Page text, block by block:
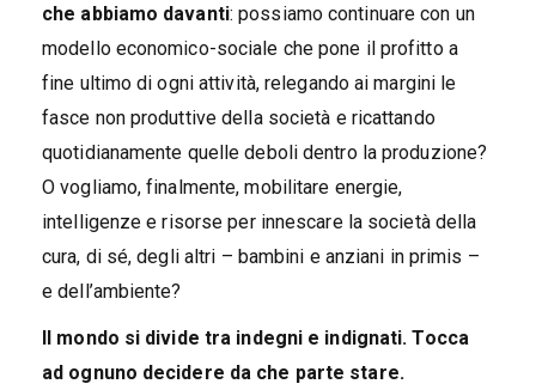
che abbiamo davanti: possiamo continuare con un
modello economico-sociale che pone il profitto a
fine ultimo di ogni attività, relegando ai margini le
fasce non produttive della società e ricattando
quotidianamente quelle deboli dentro la produzione?
O vogliamo, finalmente, mobilitare energie,
intelligenze e risorse per innescare la società della
cura, di sé, degli altri – bambini e anziani in primis –
e dell’ambiente?
Il mondo si divide tra indegni e indignati. Tocca
ad ognuno decidere da che parte stare.